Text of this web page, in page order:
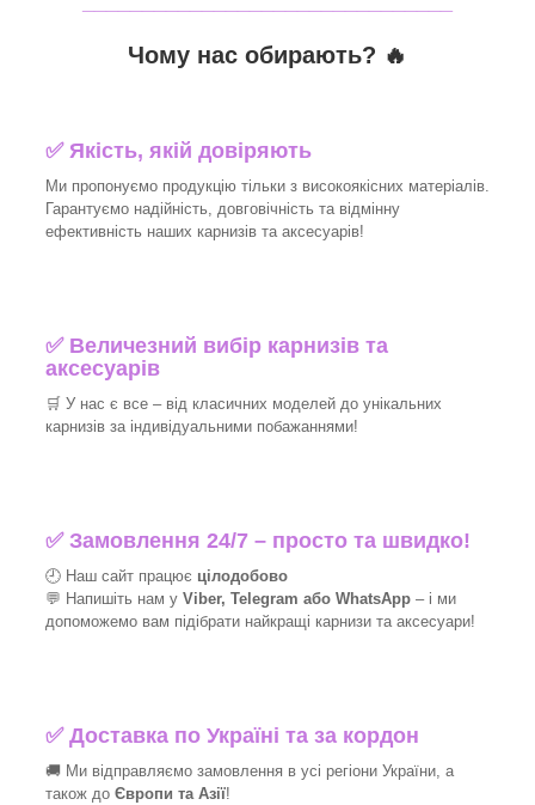
Чому нас обирають? 🔥
✅Якість, якій довіряють
Ми пропонуємо продукцію тільки з високоякісних матеріалів.
Гарантуємо надійність, довговічність та відмінну
ефективність наших карнизів та аксесуарів!​
✅ Величезний вибір карнизів та
аксесуарів
🛒 У нас є все – від класичних моделей до унікальних
карнизів за індивідуальними побажаннями!​
✅Замовлення 24/7 – просто та швидко!
🕘 Наш сайт працює цілодобово
💬 Напишіть нам у Viber, Telegram або WhatsApp – і ми
допоможемо вам підібрати найкращі карнизи та аксесуари!
✅Доставка по Україні та за кордон
🚚 Ми відправляємо замовлення в усі регіони України, а
також до Європи та Азії!